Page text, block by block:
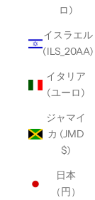
ロ)
イスラエル
(ILS_20AA)
イタリア
(ユーロ)
ジャマイ
カ (JMD
$)
日本
（円）